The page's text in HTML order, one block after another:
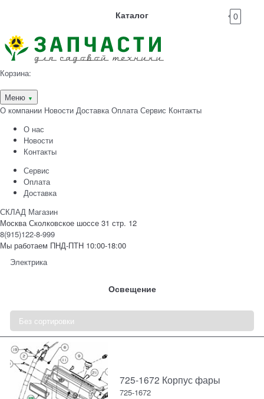
Каталог 0
Корзина:
Меню ▼
О компании Новости Доставка Оплата Сервис Контакты
О нас
Новости
Контакты
Сервис
Оплата
Доставка
СКЛАД Магазин
Москва Сколковское шоссе 31 стр. 12
8(915)122-8-999
Мы работаем ПНД-ПТН 10:00-18:00
Электрика
Освещение
725-1672 Корпус фары
725-1672